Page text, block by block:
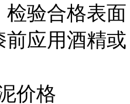
验合格表面
应用酒精或